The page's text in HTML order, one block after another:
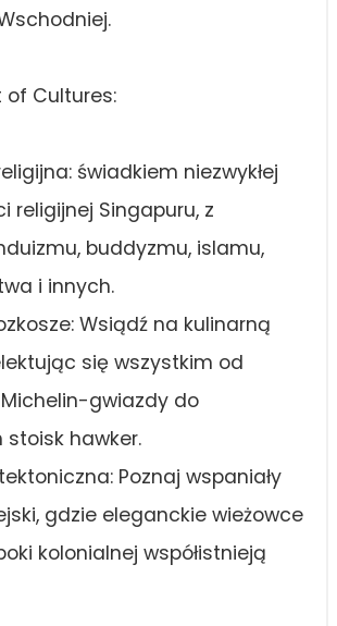
of Cultures:
świadkiem niezwykłej
religijnej Singapuru, z
buddyzmu, islamu,
i innych.
Wsiądź na kulinarną
się wszystkim od
gwiazdy do
hawker.
Poznaj wspaniały
gdzie eleganckie wieżowce
kolonialnej współistnieją